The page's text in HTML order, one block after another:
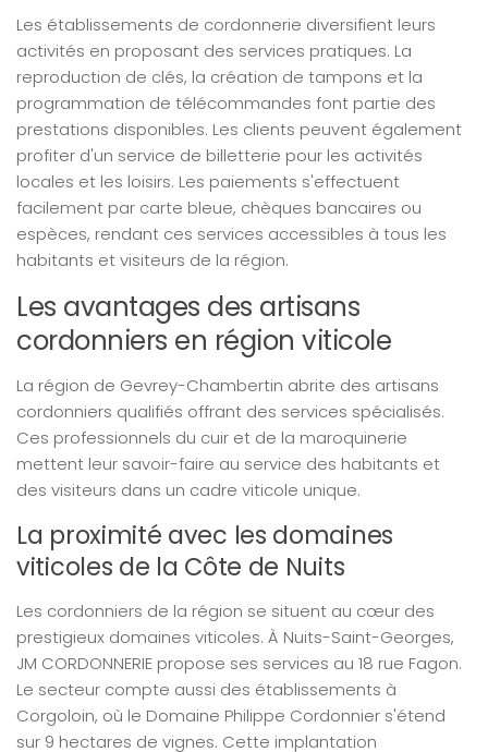
Les établissements de cordonnerie diversifient leurs
activités en proposant des services pratiques. La
reproduction de clés, la création de tampons et la
programmation de télécommandes font partie des
prestations disponibles. Les clients peuvent également
profiter d'un service de billetterie pour les activités
locales et les loisirs. Les paiements s'effectuent
facilement par carte bleue, chèques bancaires ou
espèces, rendant ces services accessibles à tous les
habitants et visiteurs de la région.
Les avantages des artisans
cordonniers en région viticole
La région de Gevrey-Chambertin abrite des artisans
cordonniers qualifiés offrant des services spécialisés.
Ces professionnels du cuir et de la maroquinerie
mettent leur savoir-faire au service des habitants et
des visiteurs dans un cadre viticole unique.
La proximité avec les domaines
viticoles de la Côte de Nuits
Les cordonniers de la région se situent au cœur des
prestigieux domaines viticoles. À Nuits-Saint-Georges,
JM CORDONNERIE propose ses services au 18 rue Fagon.
Le secteur compte aussi des établissements à
Corgoloin, où le Domaine Philippe Cordonnier s'étend
sur 9 hectares de vignes. Cette implantation